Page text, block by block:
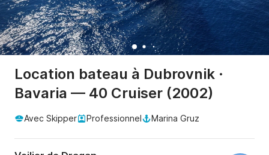
Location bateau à Dubrovnik ·
Bavaria — 40 Cruiser (2002)
Avec Skipper Professionnel Marina Gruz